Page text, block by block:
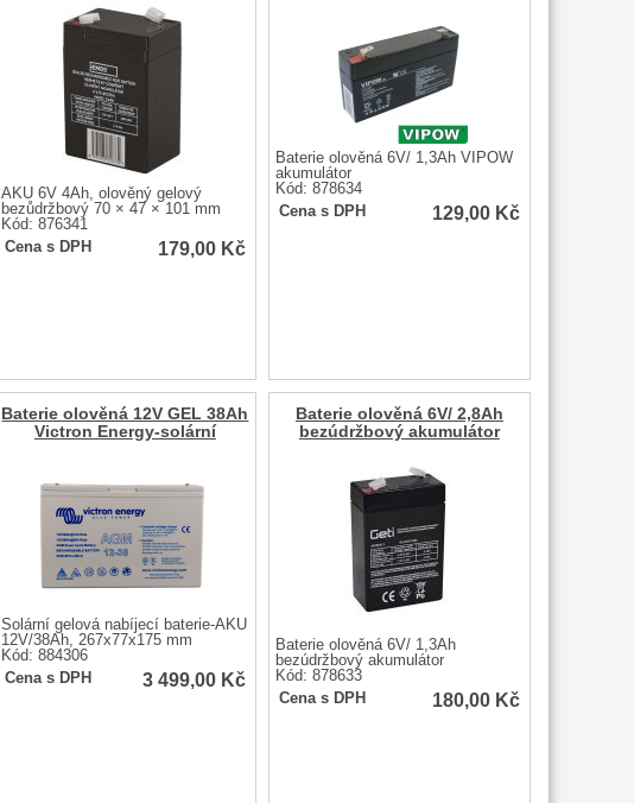
AKU 6V 4Ah, olověný gelový
bezůdržbový 70 × 47 × 101 mm
Kód: 876341
Cena s DPH
179,00 Kč
Baterie olověná 6V/ 1,3Ah VIPOW
akumulátor
Kód: 878634
Cena s DPH
129,00 Kč
Baterie olověná 12V GEL 38Ah
Victron Energy-solární
Solární gelová nabíjecí baterie-AKU
12V/38Ah, 267x77x175 mm
Kód: 884306
Cena s DPH
3 499,00 Kč
Baterie olověná 6V/ 2,8Ah
bezúdržbový akumulátor
Baterie olověná 6V/ 1,3Ah
bezúdržbový akumulátor
Kód: 878633
Cena s DPH
180,00 Kč